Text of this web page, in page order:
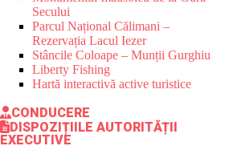
Secului
Parcul Național Călimani –
Rezervația Lacul Iezer
Stâncile Coloape – Munții Gurghiu
Liberty Fishing
Hartă interactivă active turistice
CONDUCERE
DISPOZIȚIILE AUTORITĂȚII
EXECUTIVE